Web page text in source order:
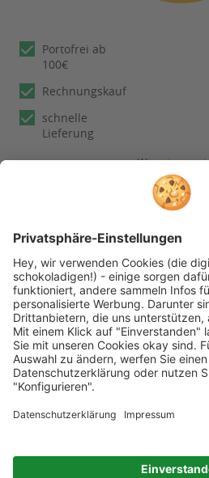
Portofrei ab
100€
Rechnungskauf
schnelle
Lieferung
Wir nutzen
Dienstleister
Bewertungen.
unseren
Folgen Sie rehashop auch auf
* Alle Preise inkl. gesetzl.
Versandkosten wenn nicht anders